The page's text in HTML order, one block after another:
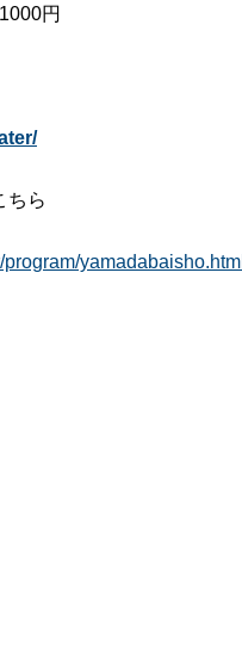
円
ちら
yamadabaisho.html